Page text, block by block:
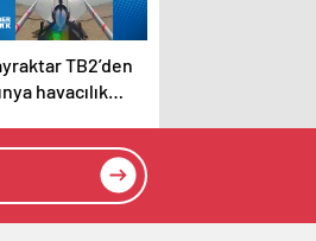
TB2’den
havacılık